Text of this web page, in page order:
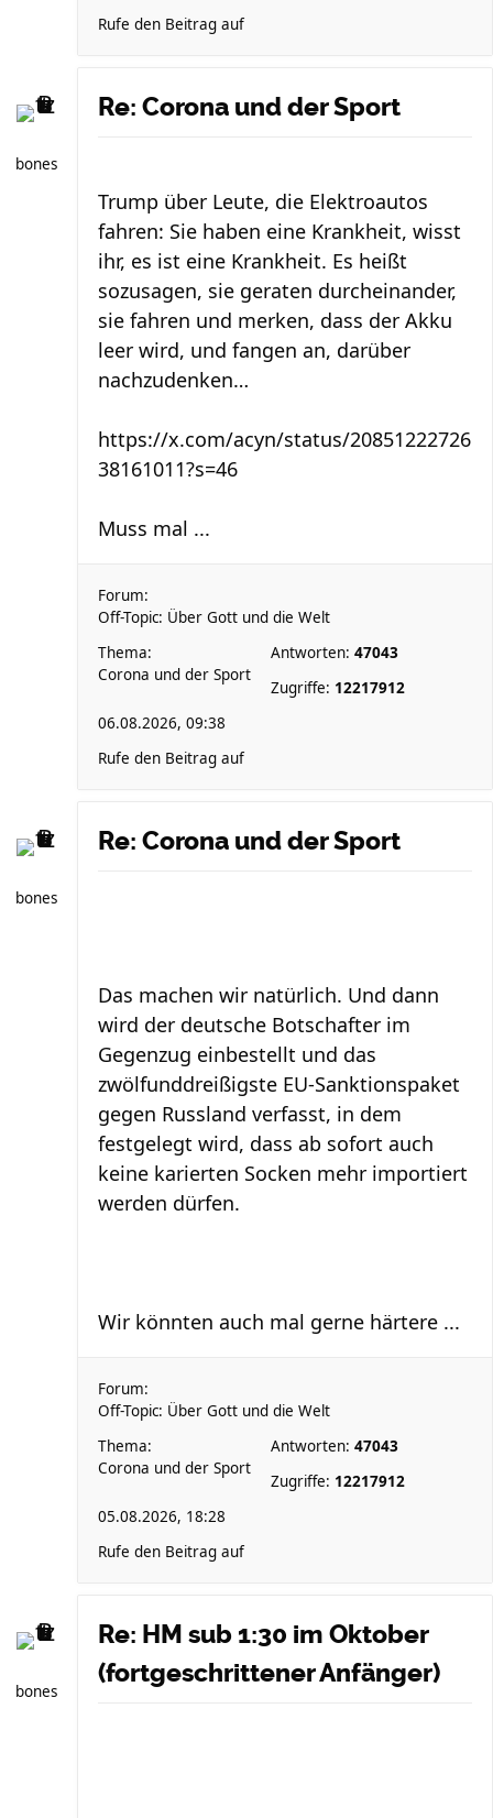
Rufe den Beitrag auf
bones
Re: Corona und der Sport
Trump über Leute, die Elektroautos
fahren: Sie haben eine Krankheit, wisst
ihr, es ist eine Krankheit. Es heißt
sozusagen, sie geraten durcheinander,
sie fahren und merken, dass der Akku
leer wird, und fangen an, darüber
nachzudenken…
https://x.com/acyn/status/20851222726
38161011?s=46
Muss mal ...
Forum:
Off-Topic: Über Gott und die Welt
Thema:
Corona und der Sport
Antworten: 47043
Zugriffe: 12217912
06.08.2026, 09:38
Rufe den Beitrag auf
bones
Re: Corona und der Sport
Das machen wir natürlich. Und dann
wird der deutsche Botschafter im
Gegenzug einbestellt und das
zwölfunddreißigste EU-Sanktionspaket
gegen Russland verfasst, in dem
festgelegt wird, dass ab sofort auch
keine karierten Socken mehr importiert
werden dürfen.
Wir könnten auch mal gerne härtere ...
Forum:
Off-Topic: Über Gott und die Welt
Thema:
Corona und der Sport
Antworten: 47043
Zugriffe: 12217912
05.08.2026, 18:28
Rufe den Beitrag auf
bones
Re: HM sub 1:30 im Oktober
(fortgeschrittener Anfänger)